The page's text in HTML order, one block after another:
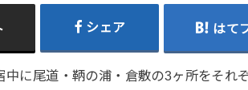
シェア はて
中に尾道・鞆の浦・倉敷の3ヶ所をそれ